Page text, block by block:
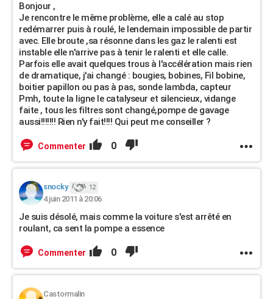
Bonjour ,
Je rencontre le même problème, elle a calé au stop
redémarrer puis à roulé, le lendemain impossible de partir
avec. Elle broute ,sa résonne dans les gaz le ralenti est
instable elle n'arrive pas à tenir le ralenti et elle calle.
Parfois elle avait quelques trous à l'accélération mais rien
de dramatique, j'ai changé : bougies, bobines, Fil bobine,
boitier papillon ou pas à pas, sonde lambda, capteur
Pmh, toute la ligne le catalyseur et silencieux, vidange
faite , tous les filtres sont changé,pompe de gavage
aussi!!!!!!! Rien n'y fait!!!! Qui peut me conseiller ?
Commenter 0
snocky 12
4 juin 2011 à 20:06
Je suis désolé, mais comme la voiture s'est arrêté en
roulant, ca sent la pompe a essence
Commenter 0
Castormalin